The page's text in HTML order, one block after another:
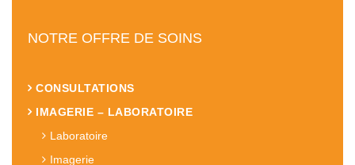
NOTRE OFFRE DE SOINS
CONSULTATIONS
IMAGERIE – LABORATOIRE
Laboratoire
Imagerie